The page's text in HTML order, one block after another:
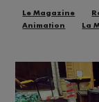
Le Magazine
Animation
La